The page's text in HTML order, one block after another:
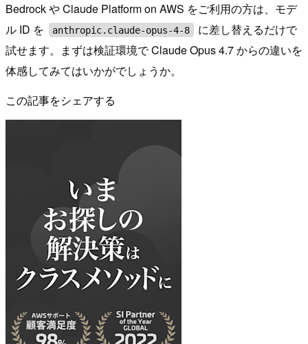
Bedrock や Claude Platform on AWS をご利用の方は、モデ
ル ID を
anthropic.claude-opus-4-8
に差し替えるだけで
試せます。まずは検証環境で Claude Opus 4.7 からの違いを
体感してみてはいかがでしょうか。
この記事をシェアする